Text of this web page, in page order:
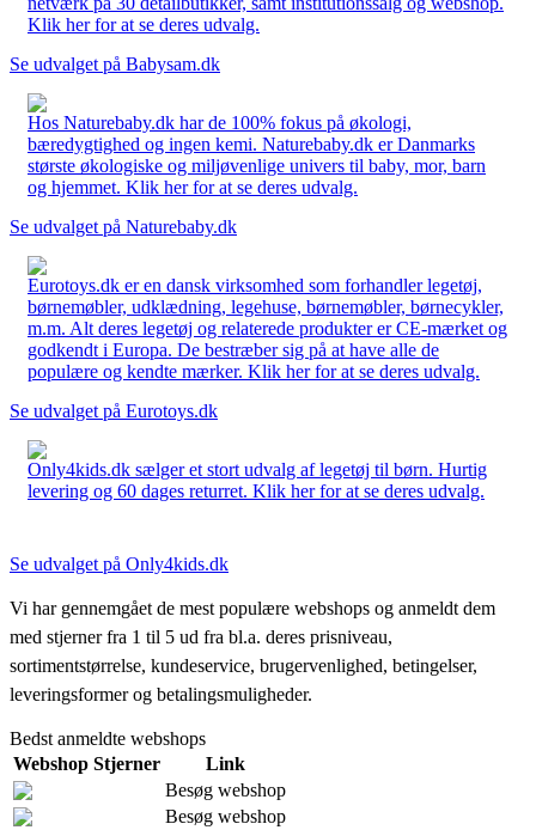
Klik her for at se deres udvalg.
Se udvalget på Babysam.dk
Hos Naturebaby.dk har de 100% fokus på økologi,
bæredygtighed og ingen kemi. Naturebaby.dk er Danmarks
største økologiske og miljøvenlige univers til baby, mor, barn
og hjemmet. Klik her for at se deres udvalg.
Se udvalget på Naturebaby.dk
Eurotoys.dk er en dansk virksomhed som forhandler legetøj,
børnemøbler, udklædning, legehuse, børnemøbler, børnecykler,
m.m. Alt deres legetøj og relaterede produkter er CE-mærket og
godkendt i Europa. De bestræber sig på at have alle de
populære og kendte mærker. Klik her for at se deres udvalg.
Se udvalget på Eurotoys.dk
Only4kids.dk sælger et stort udvalg af legetøj til børn. Hurtig
levering og 60 dages returret. Klik her for at se deres udvalg.
Se udvalget på Only4kids.dk
Vi har gennemgået de mest populære webshops og anmeldt dem
med stjerner fra 1 til 5 ud fra bl.a. deres prisniveau,
sortimentstørrelse, kundeservice, brugervenlighed, betingelser,
leveringsformer og betalingsmuligheder.
Bedst anmeldte webshops
Webshop Stjerner
Link
Besøg webshop
Besøg webshop